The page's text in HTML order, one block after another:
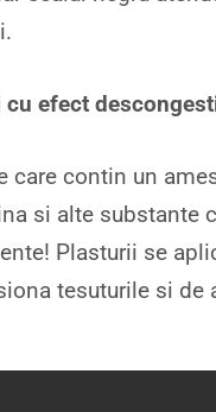
efect
care contin un
si alte substante
Plasturii se
tesuturile si de